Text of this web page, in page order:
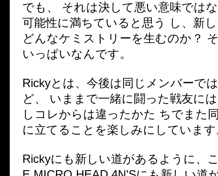
でも、 それは決して悪い意味では
可能性に満ちていると思う し、新
どんなケミストリーを生むのか？
いっぱいなんです。
Rickyとは、今後は同じメンバーで
ど、 いままで一緒に闘った戦友に
しコレからは違ったかた ちでまた
に立てることを楽しみにしていま
Rickyにも新しい道があるように、